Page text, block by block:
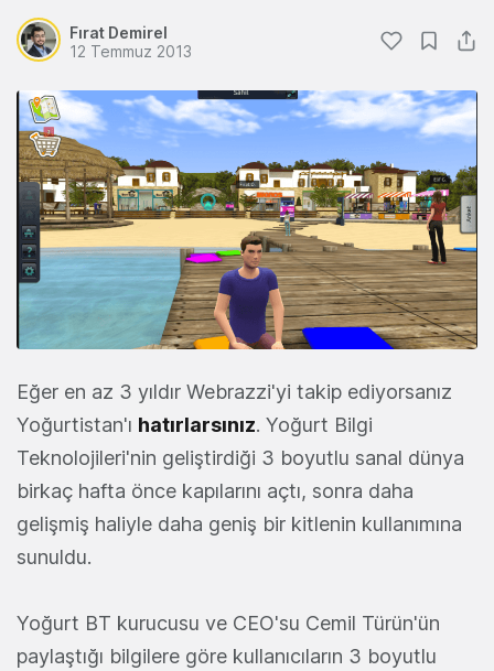
Fırat Demirel
12 Temmuz 2013
Eğer en az 3 yıldır Webrazzi'yi takip ediyorsanız
Yoğurtistan'ı hatırlarsınız. Yoğurt Bilgi
Teknolojileri'nin geliştirdiği 3 boyutlu sanal dünya
birkaç hafta önce kapılarını açtı, sonra daha
gelişmiş haliyle daha geniş bir kitlenin kullanımına
sunuldu.
Yoğurt BT kurucusu ve CEO'su Cemil Türün'ün
paylaştığı bilgilere göre kullanıcıların 3 boyutlu